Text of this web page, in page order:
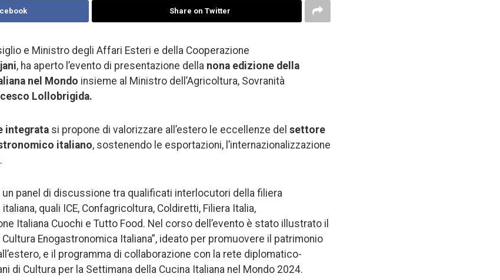
Share on Twitter
e Ministro degli Affari Esteri e della Cooperazione
, ha aperto l’evento di presentazione della nona edizione della
nel Mondo insieme al Ministro dell’Agricoltura, Sovranità
Lollobrigida.
integrata si propone di valorizzare all’estero le eccellenze del settore
italiano, sostenendo le esportazioni, l’internazionalizzazione
un panel di discussione tra qualificati interlocutori della filiera
quali ICE, Confagricoltura, Coldiretti, Filiera Italia,
Italiana Cuochi e Tutto Food. Nel corso dell’evento è stato illustrato il
Enogastronomica Italiana”, ideato per promuovere il patrimonio
e il programma di collaborazione con la rete diplomatico-
di Cultura per la Settimana della Cucina Italiana nel Mondo 2024.